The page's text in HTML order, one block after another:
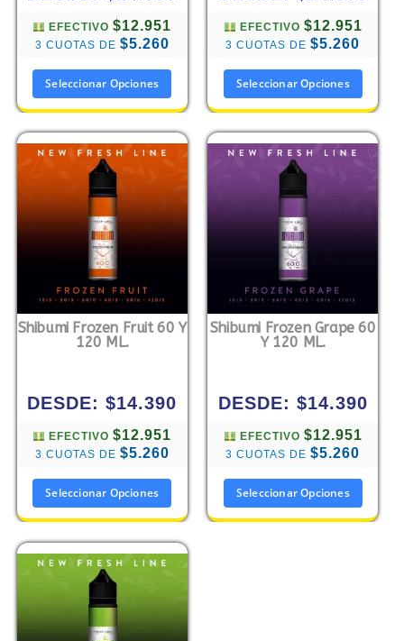
EFECTIVO$12.951
3 CUOTAS DE $5.260
Seleccionar Opciones
EFECTIVO $12.951
3 CUOTAS DE$5.260
Seleccionar Opciones
Shibumi Frozen Fruit 60 Y
120 ML.
DESDE:$14.390
EFECTIVO$12.951
3 CUOTAS DE $5.260
Seleccionar Opciones
Shibumi Frozen Grape 60
Y 120 ML.
DESDE: $14.390
EFECTIVO $12.951
3 CUOTAS DE$5.260
Seleccionar Opciones